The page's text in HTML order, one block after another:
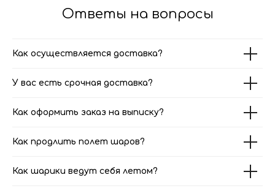
Ответы на вопросы
Как осуществляется доставка?
У вас есть срочная доставка?
Как оформить заказ на выписку?
Как продлить полет шаров?
Как шарики ведут себя летом?